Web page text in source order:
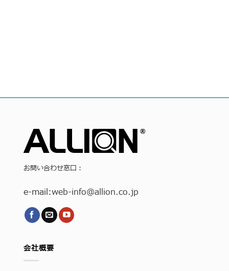
お問い合わせ窓口：
e-mail:web-info@allion.co.jp
会社概要